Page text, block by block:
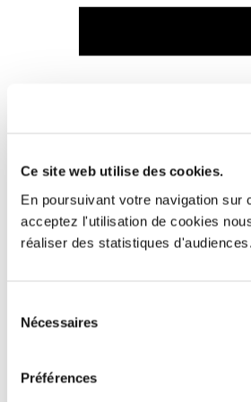
Ce site web utilise des cookies.
En poursuivant votre navigation sur
acceptez l'utilisation de cookies
réaliser des statistiques d'audiences.
Nécessaires
Préférences
Economie de ressources
Bien-être, Protection et Santé